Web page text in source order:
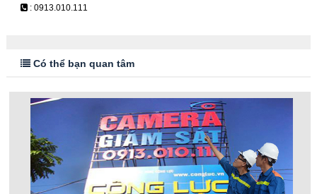
: 0913.010.111
Có thể bạn quan tâm